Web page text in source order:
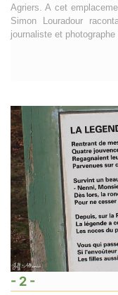
Agriers. A cet
Simon Louradour
journaliste et
- 2 -